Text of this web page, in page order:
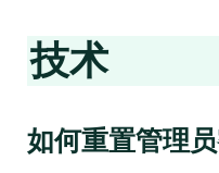
技术
如何重置管理